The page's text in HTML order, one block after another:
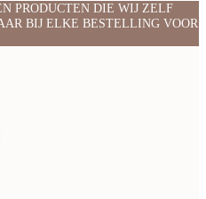
PRODUCTEN DIE WIJ ZELF
BIJ ELKE BESTELLING VOOR